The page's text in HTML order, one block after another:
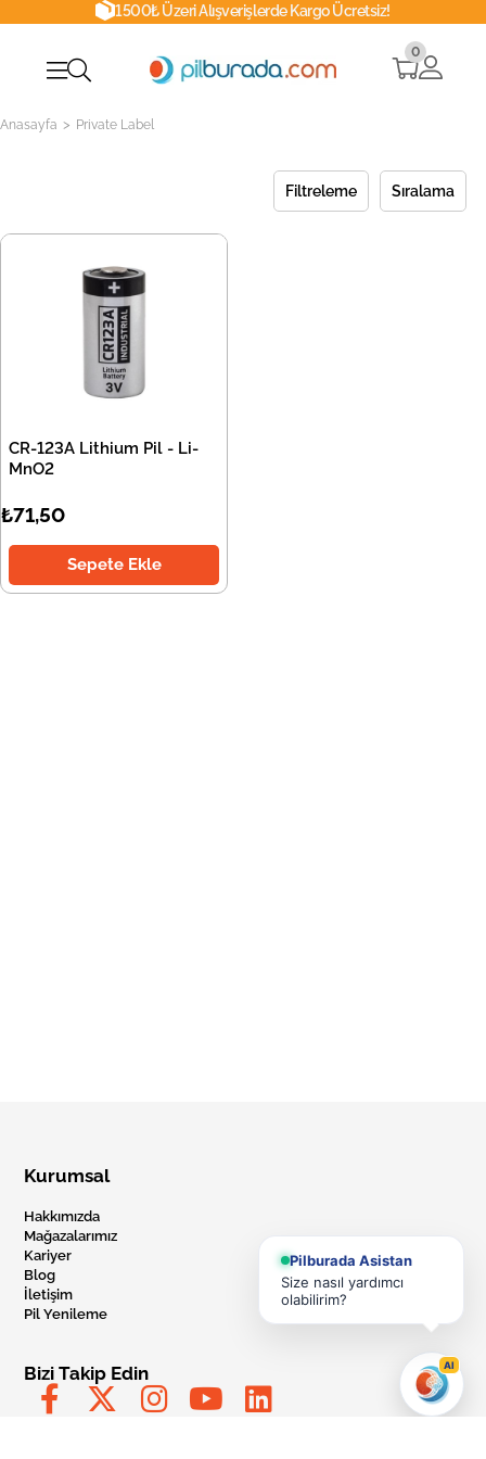
1500₺ Üzeri Alışverişlerde Kargo Ücretsiz!
0
Anasayfa > Private Label
Filtreleme Sıralama
CR-123A Lithium Pil - Li-
MnO2
₺71,50
Sepete Ekle
Kurumsal
Hakkımızda
Mağazalarımız
Kariyer
Blog
İletişim
Pil Yenileme
Bizi Takip Edin
Pilburada Asistan
Size nasıl yardımcı
olabilirim?
AI